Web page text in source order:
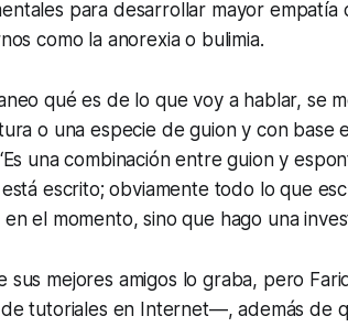
para desarrollar mayor empatía
como la anorexia o bulimia.
qué es de lo que voy a hablar, se
o una especie de guion y con base
una combinación entre guion y
está escrito; obviamente todo lo que
en el momento, sino que hago una
sus mejores amigos lo graba, pero
tutoriales en Internet—, además de